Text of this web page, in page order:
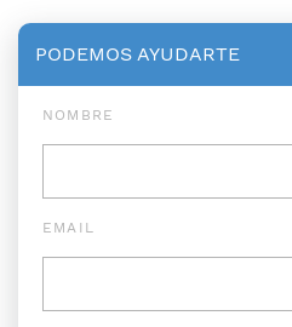
PODEMOS AYUDARTE
NOMBRE
EMAIL